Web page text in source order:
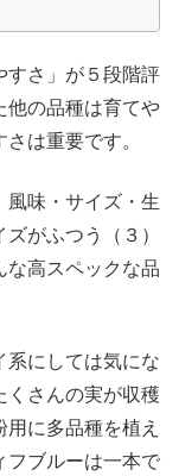
すさ」が５段階評
他の品種は育てや
は重要です。
風味・サイズ・生
がふつう（３）
な高スペックな品
系にしては気にな
くさんの実が収穫
に多品種を植え
フブルーは一本で